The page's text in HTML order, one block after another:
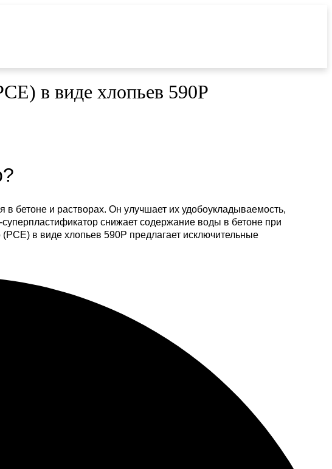
в виде хлопьев 590P
бетоне и растворах. Он улучшает их удобоукладываемость,
снижает содержание воды в бетоне при
в виде хлопьев 590P предлагает исключительные